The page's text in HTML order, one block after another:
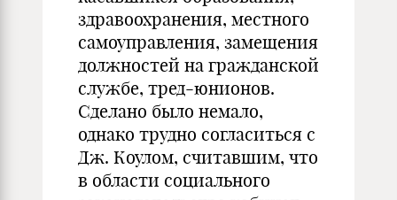
здравоохранения, местного
самоуправления, замещения
должностей на гражданской
службе, тред-юнионов.
Сделано было немало,
однако трудно согласиться с
Дж. Коулом, считавшим, что
в области социального